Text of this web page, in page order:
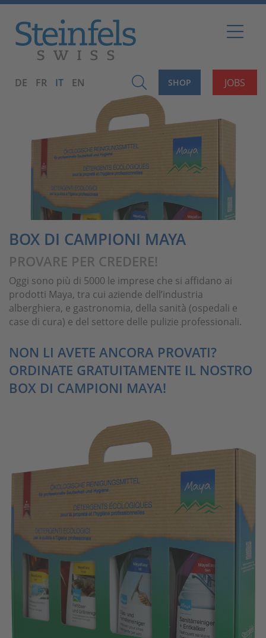
JOBS
SHOP
DE FR IT EN
BOX DI CAMPIONI MAYA
PROVARE PER CREDERE!
Oggi sono più di 5000 le imprese che si affidano ai
prodotti Maya, tra cui aziende dell’industria
alberghiera, e gastronomia, della sanità (ospedali e
case di cura) e del settore delle pulizie professionali.
NON LI AVETE ANCORA PROVATI?
ORDINATE GRATUITAMENTE IL NOSTRO
BOX DI CAMPIONI MAYA!